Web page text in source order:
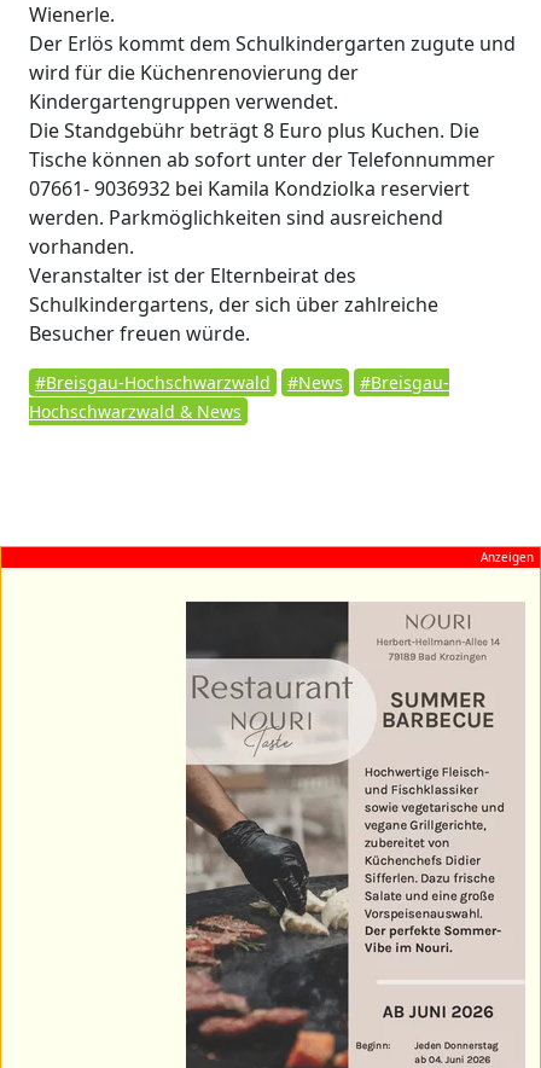
Wienerle.
Der Erlös kommt dem Schulkindergarten zugute und
wird für die Küchenrenovierung der
Kindergartengruppen verwendet.
Die Standgebühr beträgt 8 Euro plus Kuchen. Die
Tische können ab sofort unter der Telefonnummer
07661- 9036932 bei Kamila Kondziolka reserviert
werden. Parkmöglichkeiten sind ausreichend
vorhanden.
Veranstalter ist der Elternbeirat des
Schulkindergartens, der sich über zahlreiche
Besucher freuen würde.
#Breisgau-Hochschwarzwald #News
#Breisgau-
Hochschwarzwald & News
Anzeigen